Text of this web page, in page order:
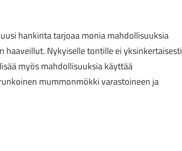
hankinta tarjoaa monia mahdollisuuksia
haaveillut. Nykyiselle tontille ei yksinkertaisesti
myös mahdollisuuksia käyttää
mummonmökki varastoineen ja